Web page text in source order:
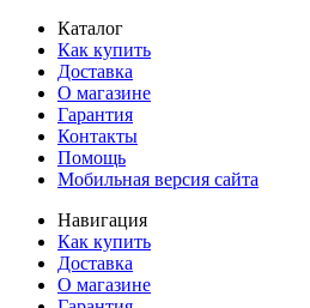
Каталог
Как купить
Доставка
О магазине
Гарантия
Контакты
Помощь
Мобильная версия сайта
Навигация
Как купить
Доставка
О магазине